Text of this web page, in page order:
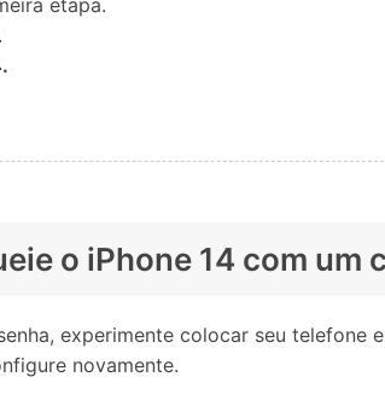
etapa.
o iPhone 14 com um
experimente colocar seu
novamente.